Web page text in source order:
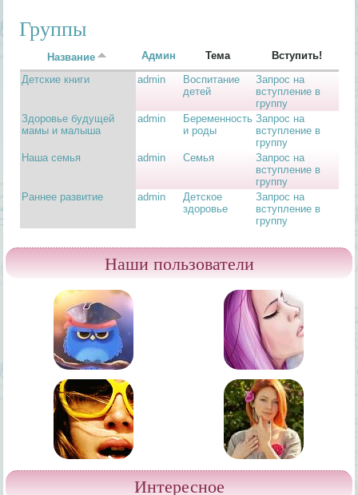
Группы
Название Админ Тема
Вступить!
Детские книги
admin
Воспитание
детей
Запрос на
вступление в
группу
Здоровье будущей
мамы и малыша
admin
Беременность
и роды
Запрос на
вступление в
группу
Наша семья
admin Семья
Запрос на
вступление в
группу
Раннее развитие
admin
Детское
здоровье
Запрос на
вступление в
группу
Наши пользователи
Интересное